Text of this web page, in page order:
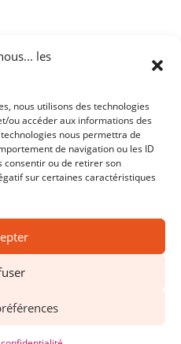
les
nous utilisons des technologies
ou accéder aux informations des
nous permettra de
de navigation ou les ID
consentir ou de retirer son
sur certaines caractéristiques